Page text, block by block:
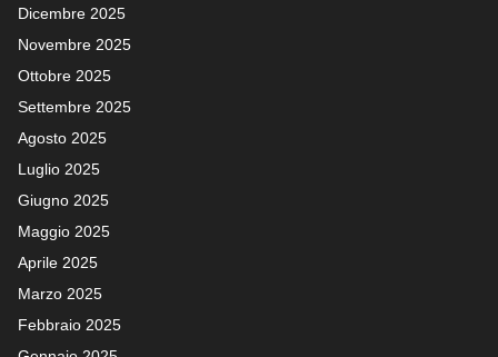
Dicembre 2025
Novembre 2025
Ottobre 2025
Settembre 2025
Agosto 2025
Luglio 2025
Giugno 2025
Maggio 2025
Aprile 2025
Marzo 2025
Febbraio 2025